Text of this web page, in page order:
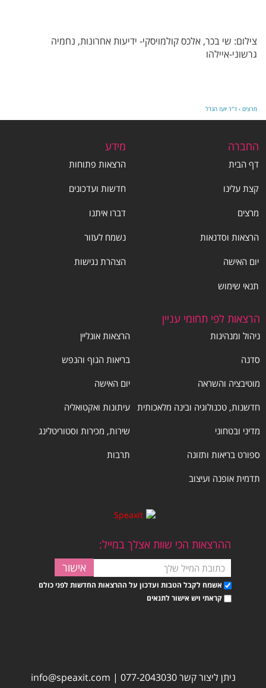
צילום: שי בכר, אלכס קולמויסקי- ידיעות אחרונות, נחמיה
גרשוני-איילהו
מרצים › ד"ר יועז הנדל
החברה
דף הבית
קצת עלינו
מרצים
הרצאות וסדנאות
יום האישה
תנאי שימוש
מידע
הרצאות פתוחות
חדשות ועדכונים
דברו איתנו
נשמח לעזור
הצהרת נגישות
הרצאות לפי תחומי עניין
ניהול ומנהיגות
הרצאות אונליין
סדנה
בריאות הגוף והנפש
מוטיבציה והשראה
יום האישה
חדשנות, טכנולוגיה ובינה מלאכותית עיתונות ואקטואליה
מדיני ובטחוני
שירות, מכירות וסטוריטלינג
ספורט בריאות ותזונה
תרבות
תדמית אופנה ועיצוב
ההרצאות הכי שוות אצלך במייל:
אשמח לקבל הטבות ועדכון על ההרצאות החדשות לפני כולם
קראתי ויש אישור לתנאים
ניתן ליצור קשר077-2043030
|
info@speaxit.com